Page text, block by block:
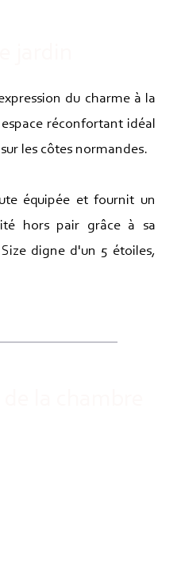
du charme à la
réconfortant idéal
les côtes normandes.
équipée et fournit un
hors pair grâce à sa
digne d'un 5 étoiles,